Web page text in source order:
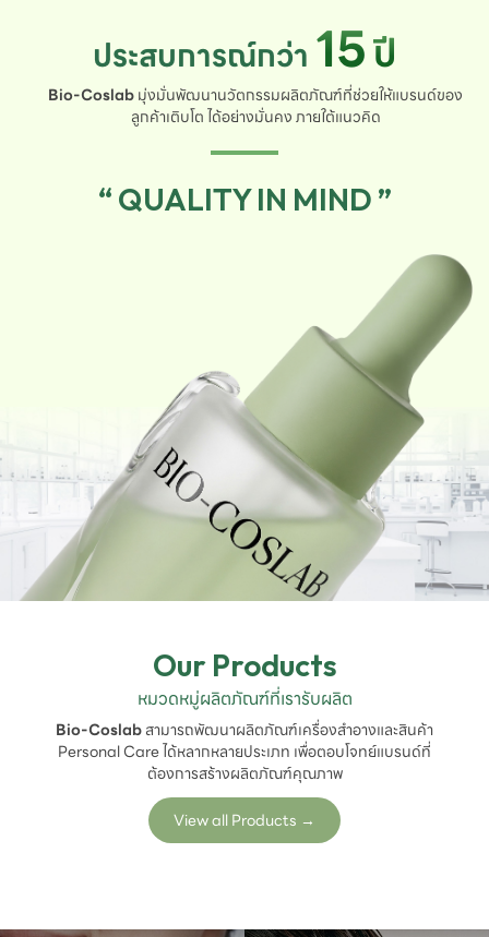
ประสบการณ์กว่า 15ปี
Bio-Coslabมุ่งมั่นพัฒนานวัตกรรมผลิตภัณฑ์ที่ช่วยให้แบรนด์ของ
ลูกค้าเติบโต ได้อย่างมั่นคง ภายใต้แนวคิด
“ QUALITY IN MIND ”
Our Products
หมวดหมู่ผลิตภัณฑ์ที่เรารับผลิต
Bio-Coslabสามารถพัฒนาผลิตภัณฑ์เครื่องสำอางและสินค้า
Personal Care ได้หลากหลายประเภท เพื่อตอบโจทย์แบรนด์ที่
ต้องการสร้างผลิตภัณฑ์คุณภาพ
View all Products →